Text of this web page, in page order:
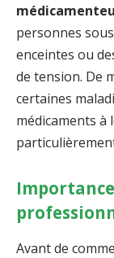
personnes
enceintes ou
de tension. De
certaines
médicaments
Avant de